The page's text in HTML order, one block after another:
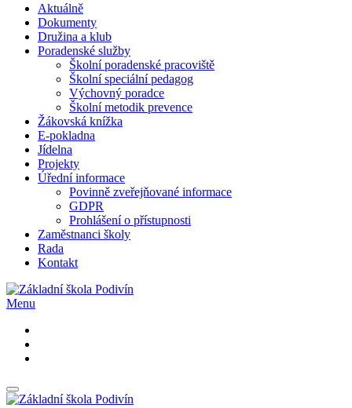
Aktuálně
Dokumenty
Družina a klub
Poradenské služby
Školní poradenské pracoviště
Školní speciální pedagog
Výchovný poradce
Školní metodik prevence
Žákovská knížka
E-pokladna
Jídelna
Projekty
Úřední informace
Povinně zveřejňované informace
GDPR
Prohlášení o přístupnosti
Zaměstnanci školy
Rada
Kontakt
Menu